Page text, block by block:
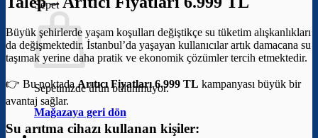
Sepet
Sepetinizde ürün bulunmuyor.
Mağazaya geri dön
Büyük şehirlerde yaşam koşulları değiştikçe su tüketim alışkanlıkları
da değişmektedir. İstanbul’da yaşayan kullanıcılar artık damacana su
taşımak yerine daha pratik ve ekonomik çözümler tercih etmektedir.
👉 Bu noktadaArıtıcı Fiyatları 6.999 TL kampanyası büyük bir
avantaj sağlar.
Su arıtma cihazı kullanan kişiler: